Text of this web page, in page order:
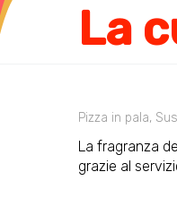
La
Pizza in pala,
La fragranza
grazie al